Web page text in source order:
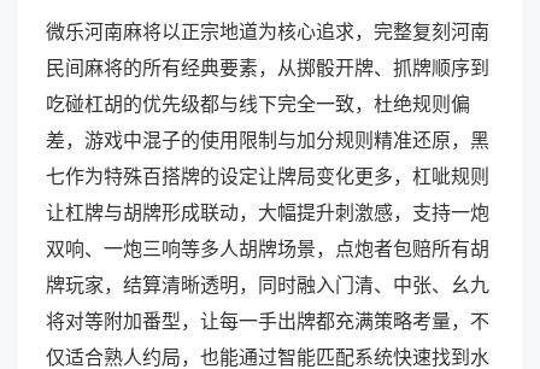
微乐河南麻将以正宗地道为核心追求，完整复刻河南
民间麻将的所有经典要素，从掷骰开牌、抓牌顺序到
吃碰杠胡的优先级都与线下完全一致，杜绝规则偏
差，游戏中混子的使用限制与加分规则精准还原，黑
七作为特殊百搭牌的设定让牌局变化更多，杠呲规则
让杠牌与胡牌形成联动，大幅提升刺激感，支持一炮
双响、一炮三响等多人胡牌场景，点炮者包赔所有胡
牌玩家，结算清晰透明，同时融入门清、中张、幺九
将对等附加番型，让每一手出牌都充满策略考量，不
仅适合熟人约局，也能通过智能匹配系统快速找到水